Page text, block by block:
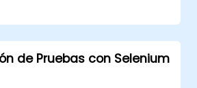
C# o deseas repasarla,
C# para Ingenieros de
de Pruebas con Selenium